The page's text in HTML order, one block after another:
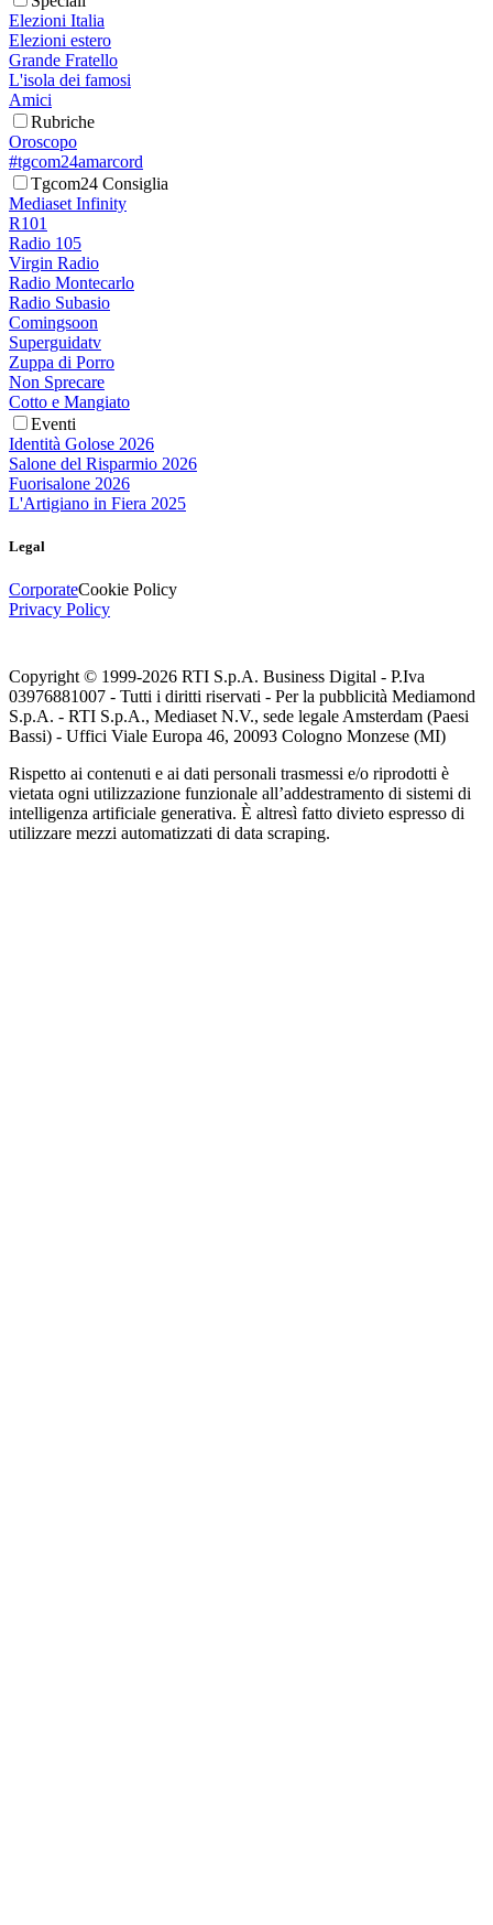
Elezioni Italia
Elezioni estero
Grande Fratello
L'isola dei famosi
Amici
Rubriche
Oroscopo
#tgcom24amarcord
Tgcom24 Consiglia
Mediaset Infinity
R101
Radio 105
Virgin Radio
Radio Montecarlo
Radio Subasio
Comingsoon
Superguidatv
Zuppa di Porro
Non Sprecare
Cotto e Mangiato
Eventi
Identità Golose 2026
Salone del Risparmio 2026
Fuorisalone 2026
L'Artigiano in Fiera 2025
Legal
CorporateCookie Policy
Privacy Policy
Copyright © 1999-2026 RTI S.p.A. Business Digital - P.Iva
03976881007 - Tutti i diritti riservati - Per la pubblicità Mediamond
S.p.A. - RTI S.p.A., Mediaset N.V., sede legale Amsterdam (Paesi
Bassi) - Uffici Viale Europa 46, 20093 Cologno Monzese (MI)
Rispetto ai contenuti e ai dati personali trasmessi e/o riprodotti è
vietata ogni utilizzazione funzionale all’addestramento di sistemi di
intelligenza artificiale generativa. È altresì fatto divieto espresso di
utilizzare mezzi automatizzati di data scraping.